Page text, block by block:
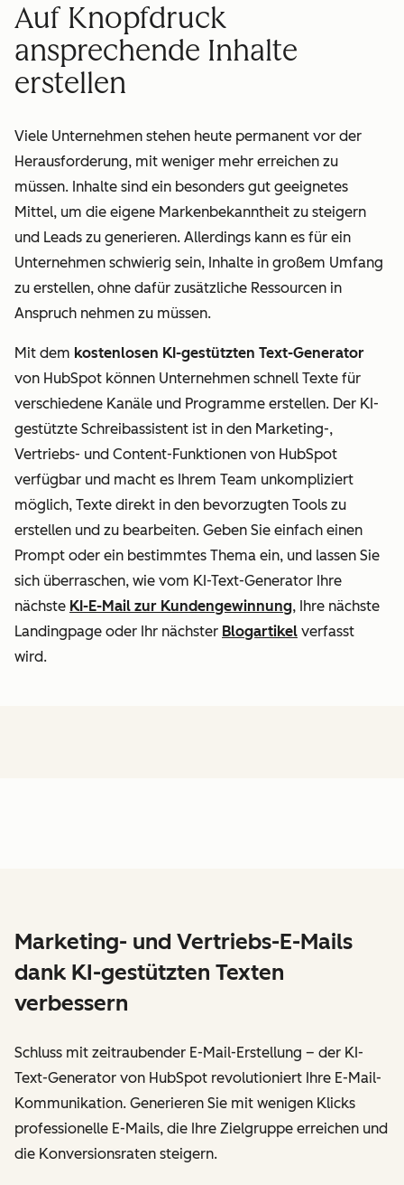
Auf Knopfdruck
ansprechende Inhalte
erstellen
Viele Unternehmen stehen heute permanent vor der
Herausforderung, mit weniger mehr erreichen zu
müssen. Inhalte sind ein besonders gut geeignetes
Mittel, um die eigene Markenbekanntheit zu steigern
und Leads zu generieren. Allerdings kann es für ein
Unternehmen schwierig sein, Inhalte in großem Umfang
zu erstellen, ohne dafür zusätzliche Ressourcen in
Anspruch nehmen zu müssen.
Mit dem kostenlosen KI-gestützten Text-Generator
von HubSpot können Unternehmen schnell Texte für
verschiedene Kanäle und Programme erstellen. Der KI-
gestützte Schreibassistent ist in den Marketing-,
Vertriebs- und Content-Funktionen von HubSpot
verfügbar und macht es Ihrem Team unkompliziert
möglich, Texte direkt in den bevorzugten Tools zu
erstellen und zu bearbeiten. Geben Sie einfach einen
Prompt oder ein bestimmtes Thema ein, und lassen Sie
sich überraschen, wie vom KI-Text-Generator Ihre
nächste KI-E-Mail zur Kundengewinnung, Ihre nächste
Landingpage oder Ihr nächster Blogartikel verfasst
wird.
Marketing- und Vertriebs-E-Mails
dank KI-gestützten Texten
verbessern
Schluss mit zeitraubender E-Mail-Erstellung – der KI-
Text-Generator von HubSpot revolutioniert Ihre E-Mail-
Kommunikation. Generieren Sie mit wenigen Klicks
professionelle E-Mails, die Ihre Zielgruppe erreichen und
die Konversionsraten steigern.